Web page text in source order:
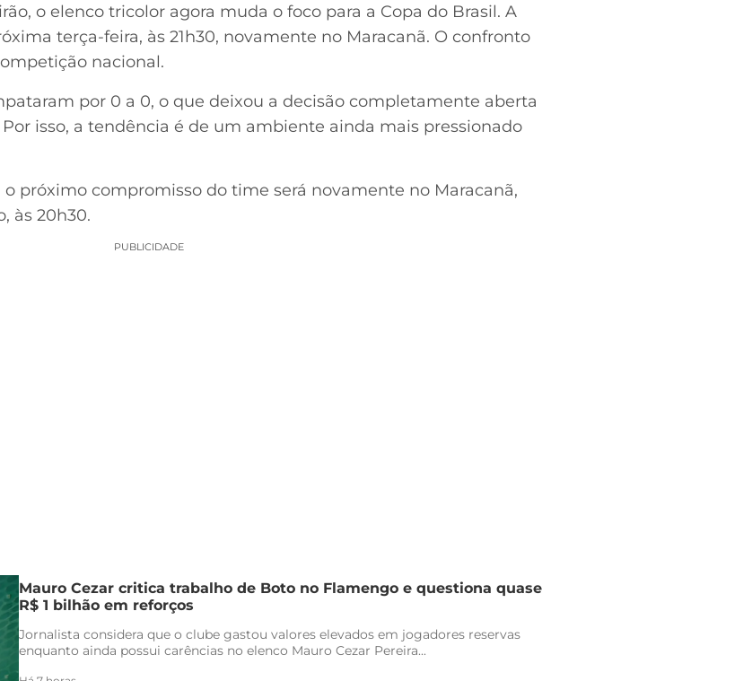
o elenco tricolor agora muda o foco para a Copa do Brasil. A
terça-feira, às 21h30, novamente no Maracanã. O confronto
nacional.
por 0 a 0, o que deixou a decisão completamente aberta
isso, a tendência é de um ambiente ainda mais pressionado
próximo compromisso do time será novamente no Maracanã,
às 20h30.
PUBLICIDADE
Mauro Cezar critica trabalho de Boto no Flamengo e questiona quase
R$ 1 bilhão em reforços
Jornalista considera que o clube gastou valores elevados em jogadores reservas
enquanto ainda possui carências no elenco Mauro Cezar Pereira...